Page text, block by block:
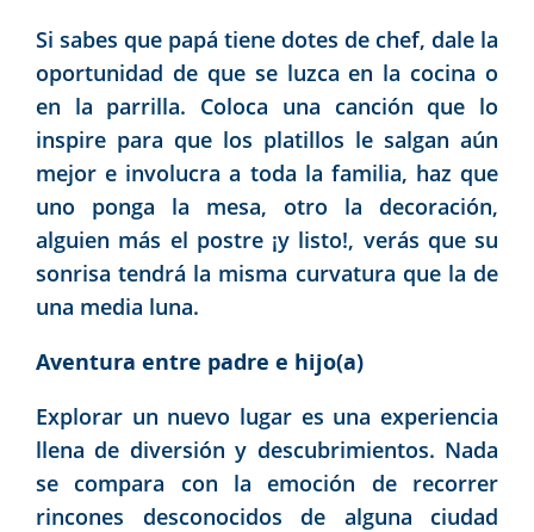
Si sabes que papá tiene dotes de chef, dale la
oportunidad de que se luzca en la cocina o
en la parrilla. Coloca una canción que lo
inspire para que los platillos le salgan aún
mejor e involucra a toda la familia, haz que
uno ponga la mesa, otro la decoración,
alguien más el postre ¡y listo!, verás que su
sonrisa tendrá la misma curvatura que la de
una media luna.
Aventura entre padre e hijo(a)
Explorar un nuevo lugar es una experiencia
llena de diversión y descubrimientos. Nada
se compara con la emoción de recorrer
rincones desconocidos de alguna ciudad